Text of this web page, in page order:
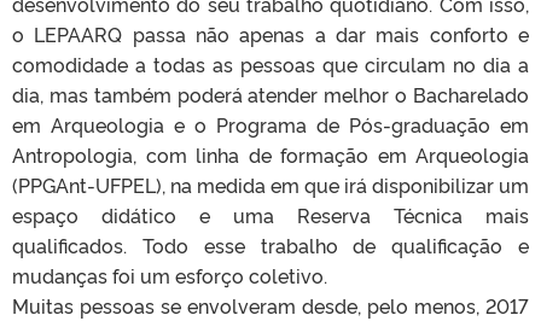
o LEPAARQ passa não apenas a dar mais conforto e
comodidade a todas as pessoas que circulam no dia a
dia, mas também poderá atender melhor o Bacharelado
em Arqueologia e o Programa de Pós-graduação em
Antropologia, com linha de formação em Arqueologia
(PPGAnt-UFPEL), na medida em que irá disponibilizar um
espaço didático e uma Reserva Técnica mais
qualificados. Todo esse trabalho de qualificação e
mudanças foi um esforço coletivo.
Muitas pessoas se envolveram desde, pelo menos, 2017